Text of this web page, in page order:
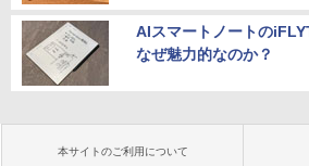
AIスマートノートの
なぜ魅力的なのか？
本サイトのご利用について